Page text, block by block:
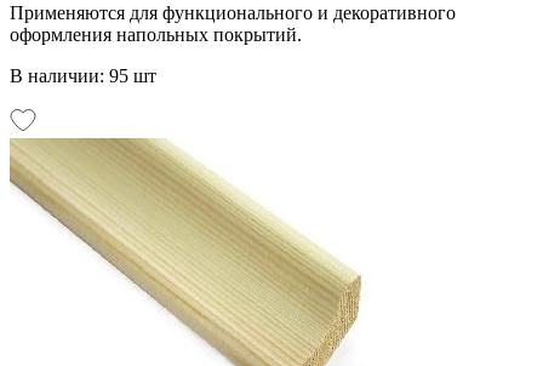
Применяются для функционального и декоративного
оформления напольных покрытий.
В наличии: 95 шт